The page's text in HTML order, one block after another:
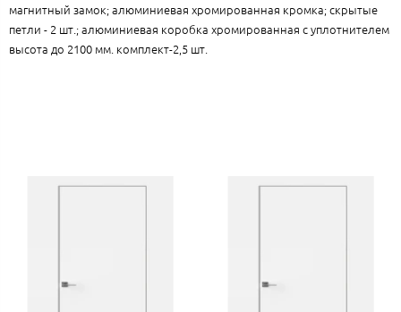
магнитный замок; алюминиевая хромированная кромка; скрытые
петли - 2 шт.; алюминиевая коробка хромированная с уплотнителем
высота до 2100 мм. комплект-2,5 шт.